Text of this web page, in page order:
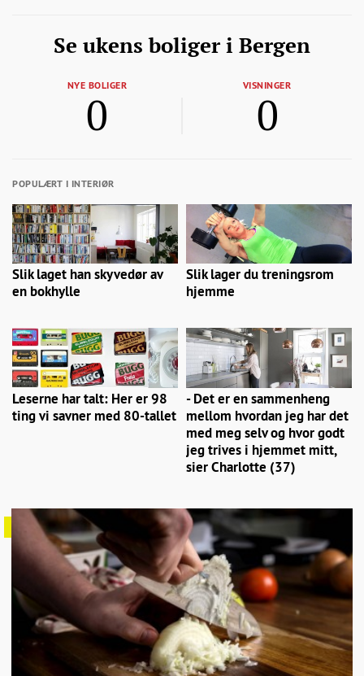
Se ukens boliger i Bergen
NYE BOLIGER
0
VISNINGER
0
POPULÆRT I INTERIØR
Slik laget han skyvedør av
en bokhylle
Slik lager du treningsrom
hjemme
Leserne har talt: Her er 98
ting vi savner med 80-tallet
- Det er en sammenheng
mellom hvordan jeg har det
med meg selv og hvor godt
jeg trives i hjemmet mitt,
sier Charlotte (37)